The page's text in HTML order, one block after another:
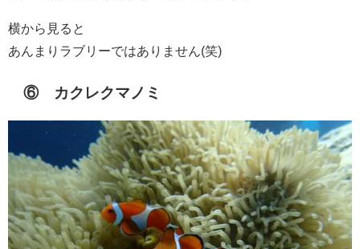
横から見ると
あんまりラブリーではありません(笑)
⑥ カクレクマノミ